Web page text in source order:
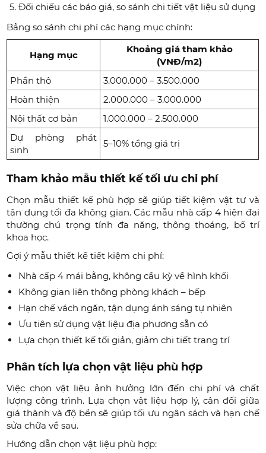
Đối chiếu các báo giá, so sánh chi tiết vật liệu sử dụng
Bảng so sánh chi phí các hạng mục chính:
Hạng mục
Khoảng giá tham khảo
(VNĐ/m2)
Phần thô
3.000.000 – 3.500.000
Hoàn thiện
2.000.000 – 3.000.000
Nội thất cơ bản
1.000.000 – 2.500.000
Dự phòng phát
sinh
5–10% tổng giá trị
Tham khảo mẫu thiết kế tối ưu chi phí
Chọn mẫu thiết kế phù hợp sẽ giúp tiết kiệm vật tư và
tận dụng tối đa không gian. Các mẫu nhà cấp 4 hiện đại
thường chú trọng tính đa năng, thông thoáng, bố trí
khoa học.
Gợi ý mẫu thiết kế tiết kiệm chi phí:
Nhà cấp 4 mái bằng, không cầu kỳ về hình khối
Không gian liên thông phòng khách – bếp
Hạn chế vách ngăn, tận dụng ánh sáng tự nhiên
Ưu tiên sử dụng vật liệu địa phương sẵn có
Lựa chọn thiết kế tối giản, giảm chi tiết trang trí
Phân tích lựa chọn vật liệu phù hợp
Việc chọn vật liệu ảnh hưởng lớn đến chi phí và chất
lượng công trình. Lựa chọn vật liệu hợp lý, cân đối giữa
giá thành và độ bền sẽ giúp tối ưu ngân sách và hạn chế
sửa chữa về sau.
Hướng dẫn chọn vật liệu phù hợp: